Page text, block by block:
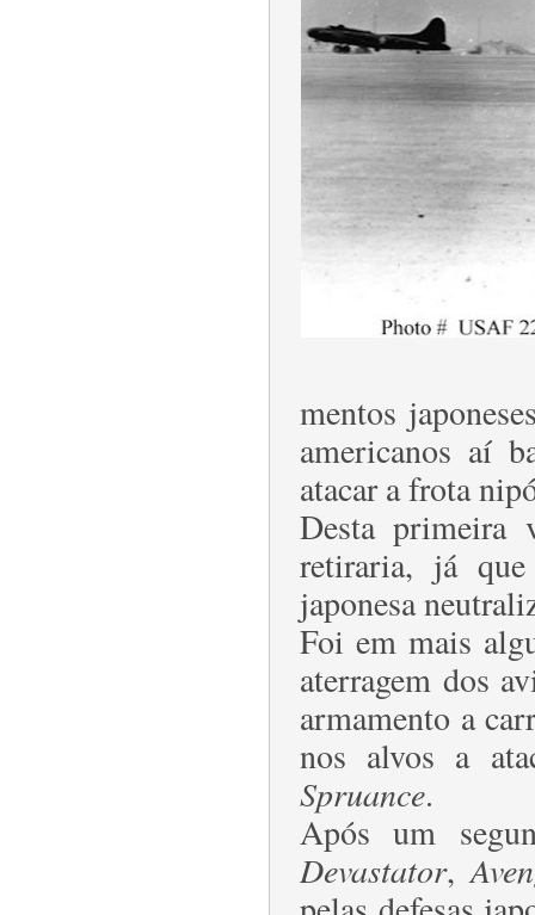
mentos
americanos aí
atacar a frota
Desta primeira
retiraria, já
japonesa
Foi em mais
aterragem dos
armamento a
nos alvos a
Spruance.
Após um
Devastator,